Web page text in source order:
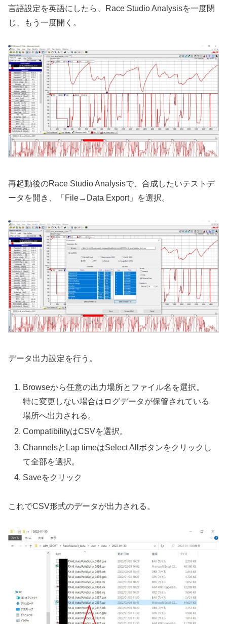
言語設定を英語にしたら、Race Studio Analysisを一度閉
じ、もう一度開く。
再起動後のRace Studio Analysisで、合成したいテストデ
ータを開き、「File→Data Export」を選択。
データ出力設定を行う。
Browseから任意の出力場所とファイル名を選択。
特に変更しない場合はログデータが保管されている
場所へ出力される。
CompatibilityはCSVを選択。
ChannelsとLap timeはSelect Allボタンをクリックし
て全部を選択。
Saveをクリック
これでCSV形式のデータが出力される。